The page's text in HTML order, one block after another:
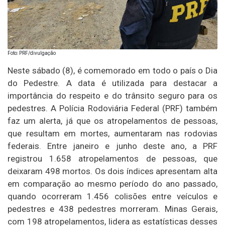
Foto: PRF/divulgação
Neste sábado (8), é comemorado em todo o país o Dia
do Pedestre. A data é utilizada para destacar a
importância do respeito e do trânsito seguro para os
pedestres. A Polícia Rodoviária Federal (PRF) também
faz um alerta, já que os atropelamentos de pessoas,
que resultam em mortes, aumentaram nas rodovias
federais. Entre janeiro e junho deste ano, a PRF
registrou 1.658 atropelamentos de pessoas, que
deixaram 498 mortos. Os dois índices apresentam alta
em comparação ao mesmo período do ano passado,
quando ocorreram 1.456 colisões entre veículos e
pedestres e 438 pedestres morreram. Minas Gerais,
com 198 atropelamentos, lidera as estatísticas desses